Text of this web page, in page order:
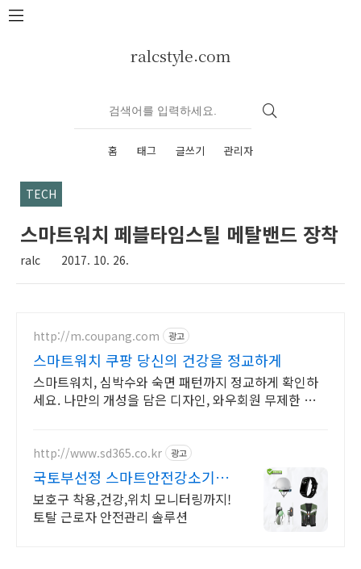
본문 바로가기
ralcstyle.com
홈 태그 글쓰기 관리자
TECH
스마트워치 페블타임스틸 메탈밴드 장착
ralc 2017. 10. 26.
http://m.coupang.com 광고
스마트워치 쿠팡 당신의 건강을 정교하게
스마트워치, 심박수와 숙면 패턴까지 정교하게 확인하
세요. 나만의 개성을 담은 디자인, 와우회원 무제한 무료
http://www.sd365.co.kr 광고
국토부선정 스마트안전강소기업
합리적인 가격, 무료 컨설팅
보호구 착용,건강,위치 모니터링까지!
토탈 근로자 안전관리 솔루션